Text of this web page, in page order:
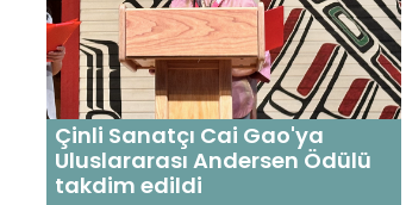
Çinli Sanatçı Cai Gao'ya
Uluslararası Andersen Ödülü
takdim edildi